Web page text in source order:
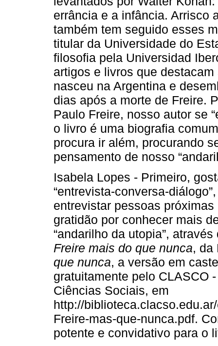
errância e a infância. Arrisco
também tem seguido esses
titular da Universidade do
filosofia pela Universidad
artigos e livros que
nasceu na Argentina e
dias após a morte de Freire.
Paulo Freire, nosso autor se
o livro é uma biografia
procura ir além, procurando
pensamento de nosso
Isabela Lopes - Primeiro,
“entrevista-conversa-
entrevistar pessoas
gratidão por conhecer mais
“andarilho da utopia”,
Freire mais do que nunca, da
que nunca, a versão em
gratuitamente pelo CLASCO
Ciências Sociais, em
http://
Freire-mas-que-nunca.pdf.
potente e convidativo para o